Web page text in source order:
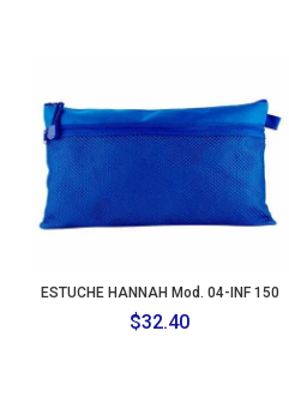
ESTUCHE HANNAH Mod. 04-INF 150
$32.40